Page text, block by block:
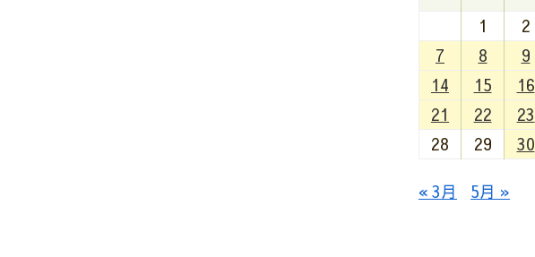
1
2
7
8 9
14
15 16
21
22 23
28
29 30
« 3月 5月 »